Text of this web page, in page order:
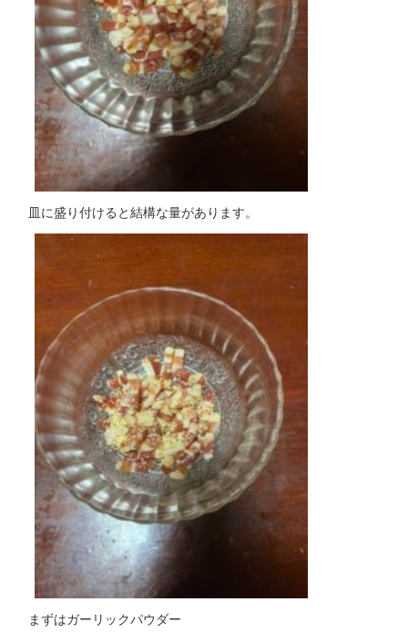
皿に盛り付けると結構な量があります。
まずはガーリックパウダー